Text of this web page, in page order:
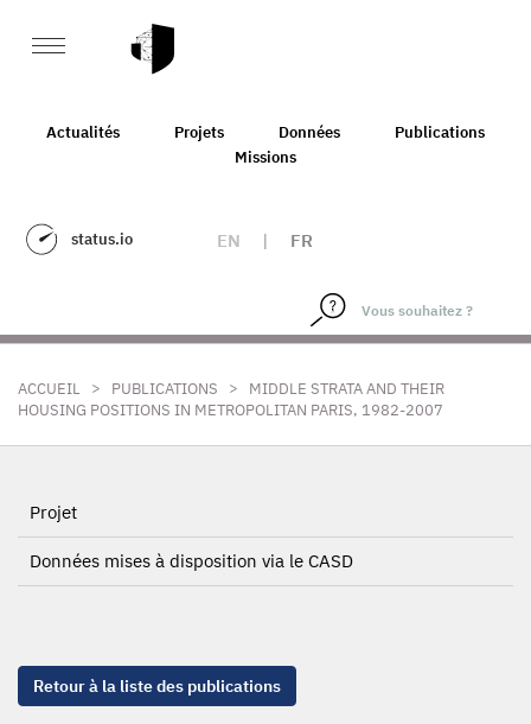
Actualités Projets Données
Publications
Missions
status.io EN | FR
ACCUEIL > PUBLICATIONS >
MIDDLE STRATA AND THEIR
HOUSING POSITIONS IN METROPOLITAN PARIS, 1982-2007
Projet
Données mises à disposition via le CASD
Retour à la liste des publications